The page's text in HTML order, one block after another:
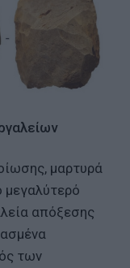
μαρτυρά
μεγαλύτερό
απόξεσης
των